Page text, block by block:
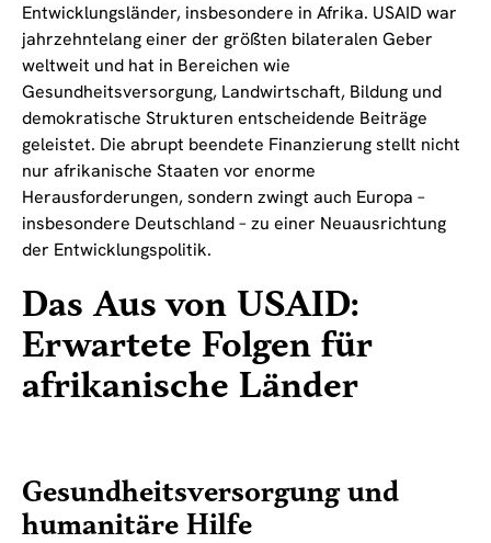
Entwicklungsländer, insbesondere in Afrika. USAID war
jahrzehntelang einer der größten bilateralen Geber
weltweit und hat in Bereichen wie
Gesundheitsversorgung, Landwirtschaft, Bildung und
demokratische Strukturen entscheidende Beiträge
geleistet. Die abrupt beendete Finanzierung stellt nicht
nur afrikanische Staaten vor enorme
Herausforderungen, sondern zwingt auch Europa –
insbesondere Deutschland – zu einer Neuausrichtung
der Entwicklungspolitik.
Das Aus von USAID:
Erwartete Folgen für
afrikanische Länder
Gesundheitsversorgung und
humanitäre Hilfe